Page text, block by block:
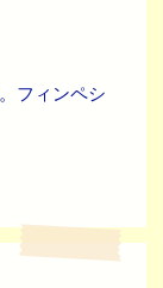
フィンペシ